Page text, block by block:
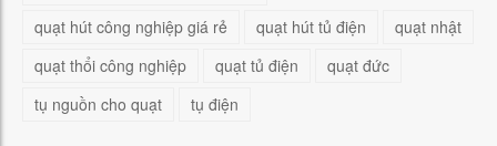
quạt hút công nghiệp giá rẻ
quạt hút tủ điện
quạt nhật
quạt thổi công nghiệp
quạt tủ điện
quạt đức
tụ nguồn cho quạt
tụ điện